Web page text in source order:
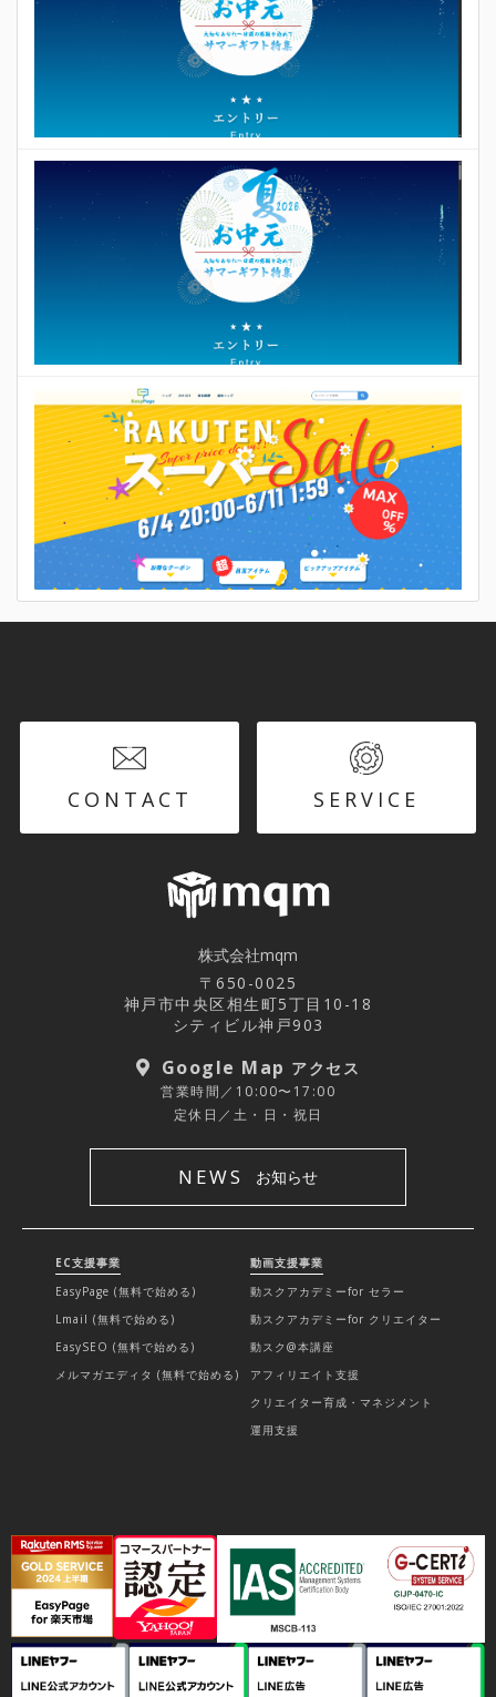
CONTACT SERVICE
株式会社mqm
〒650-0025
神戸市中央区相生町5丁目10-18
シティビル神戸903
Google Map アクセス
営業時間／10:00〜17:00
定休日／土・日・祝日
NEWS お知らせ
EC支援事業
EasyPage (無料で始める)
Lmail (無料で始める)
EasySEO (無料で始める)
メルマガエディタ (無料で始める)
動画支援事業
動スクアカデミーfor セラー
動スクアカデミーfor クリエイター
動スク@本講座
アフィリエイト支援
クリエイター育成・マネジメント
運用支援